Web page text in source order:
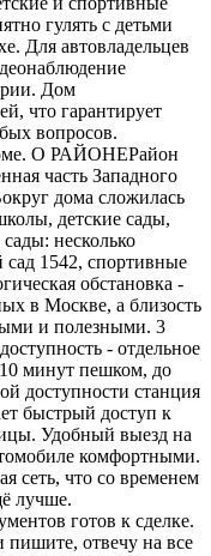
гулять с детьми
Для автовладельцев
Дом
что гарантирует
вопросов.
О РАЙОНЕРайон
часть Западного
дома сложилась
детские сады,
несколько
1542, спортивные
обстановка -
в Москве, а близость
и полезными. 3
- отдельное
минут пешком, до
доступности станция
быстрый доступ к
Удобный выезд на
комфортными.
сеть, что со временем
лучше.
готов к сделке.
пишите, отвечу на все